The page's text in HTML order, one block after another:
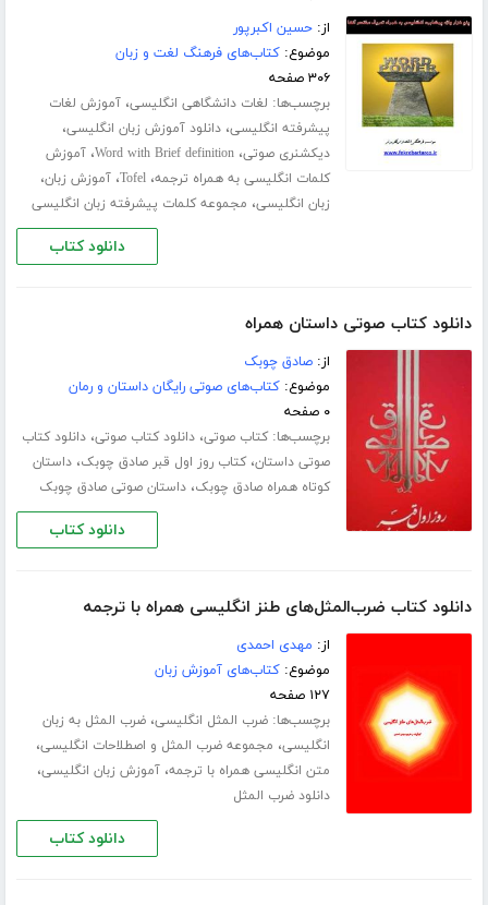
از:حسین اکبرپور
موضوع:کتاب‌های فرهنگ لغت و زبان
۳۰۶ صفحه
برچسب‌ها: لغات دانشگاهی انگلیسی،آموزش لغات
پیشرفته انگلیسی،دانلود آموزش زبان انگلیسی،
دیکشنری صوتی،Word with Brief definition،آموزش
کلمات انگلیسی به همراه ترجمه،Tofel،آموزش زبان،
زبان انگلیسی، مجموعه کلمات پیشرفته زبان انگلیسی
دانلود کتاب
دانلود کتاب صوتی داستان همراه
از:صادق چوبک
موضوع:کتاب‌های صوتی رایگان داستان و رمان
۰ صفحه
برچسب‌ها:کتاب صوتی،دانلود کتاب صوتی،دانلود کتاب
صوتی داستان،کتاب روز اول قبر صادق چوبک،داستان
کوتاه همراه صادق چوبک،داستان صوتی صادق چوبک
دانلود کتاب
دانلود کتاب ضرب‌المثل‌های طنز انگلیسی همراه با ترجمه
از: مهدی احمدی
موضوع:کتاب‌های آموزش زبان
۱۲۷ صفحه
برچسب‌ها:ضرب المثل انگلیسی،ضرب المثل به زبان
انگلیسی، مجموعه ضرب المثل و اصطلاحات انگلیسی،
متن انگلیسی همراه با ترجمه،آموزش زبان انگلیسی،
دانلود ضرب المثل
دانلود کتاب